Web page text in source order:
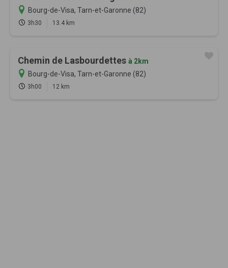
Bourg-de-Visa, Tarn-et-Garonne (82)
3h30 13.4 km
Chemin de Lasbourdettes à 2km
Bourg-de-Visa, Tarn-et-Garonne (82)
3h00 12 km